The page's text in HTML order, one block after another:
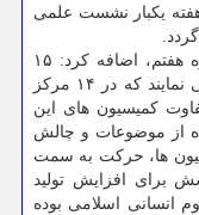
یکبار نشست علمی
وی با اشاره به ارائه اطلاعات آماری کنگره هفتم، اضافه کرد: ۱۵
کمیسیون تخصصی در این کنگره فعالیت می نمایند که در ۱۴ مرکز
کمیسیون های این
از موضوعات و چالش
ها، حرکت به سمت
برای افزایش تولید
اسلامی بوده